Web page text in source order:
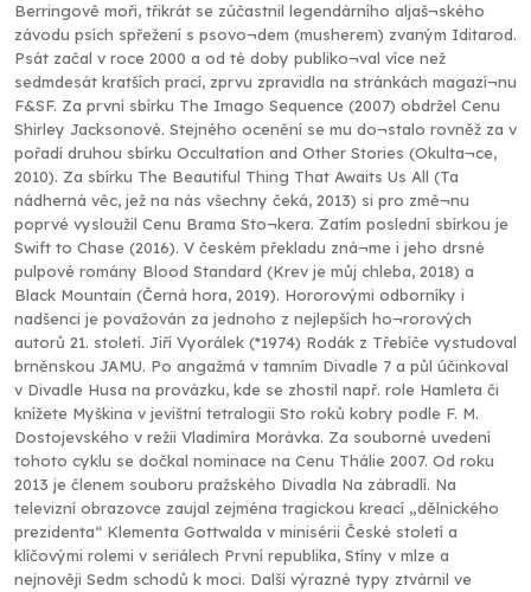
Berringově moři, třikrát se zúčastnil legendárního aljaš¬ského
závodu psích spřežení s psovo¬dem (musherem) zvaným Iditarod.
Psát začal v roce 2000 a od té doby publiko¬val více než
sedmdesát kratších prací, zprvu zpravidla na stránkách magazí¬nu
F&SF. Za první sbírku The Imago Sequence (2007) obdržel Cenu
Shirley Jacksonové. Stejného ocenění se mu do¬stalo rovněž za v
pořadí druhou sbírku Occultatíon and Other Stories (Okulta¬ce,
2010). Za sbírku The Beautiful Thing That Awaits Us All (Ta
nádherná věc, jež na nás všechny čeká, 2013) si pro změ¬nu
poprvé vysloužil Cenu Brama Sto¬kera. Zatím poslední sbírkou je
Swift to Chase (2016). V českém překladu zná¬me i jeho drsné
pulpové romány Blood Standard (Krev je můj chleba, 2018) a
Black Mountain (Černá hora, 2019). Hororovými odborníky i
nadšenci je považován za jednoho z nejlepších ho¬rorových
autorů 21. století. Jiří Vyorálek (*1974) Rodák z Třebíče vystudoval
brněnskou JAMU. Po angažmá v tamním Divadle 7 a půl účinkoval
v Divadle Husa na provázku, kde se zhostil např. role Hamleta či
knížete Myškina v jevištní tetralogii Sto roků kobry podle F. M.
Dostojevského v režii Vladimíra Morávka. Za souborné uvedení
tohoto cyklu se dočkal nominace na Cenu Thálie 2007. Od roku
2013 je členem souboru pražského Divadla Na zábradlí. Na
televizní obrazovce zaujal zejména tragickou kreací „dělnického
prezidenta“ Klementa Gottwalda v minisérii České století a
klíčovými rolemi v seriálech První republika, Stíny v mlze a
nejnověji Sedm schodů k moci. Další výrazné typy ztvárnil ve